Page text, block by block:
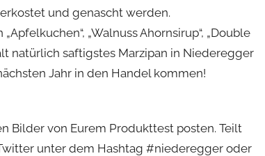
und genascht werden.
„Walnuss Ahornsirup“, „Double
natürlich saftigstes Marzipan in Niederegger
Jahr in den Handel kommen!
Bilder von Eurem Produkttest posten. Teilt
unter dem Hashtag #niederegger oder